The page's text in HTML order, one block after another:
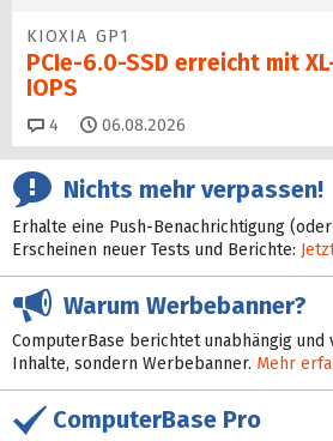
KIOXIA GP1
PCIe-6.0-SSD erreicht mit
IOPS
4 Kommentare
06.08.2026
Nichts mehr verpassen!
Erhalte eine Push-Benachrichtigung
Erscheinen neuer Tests und Berichte:
Warum Werbebanner?
ComputerBase berichtet unabhängig
Inhalte, sondern Werbebanner. Mehr
ComputerBase Pro